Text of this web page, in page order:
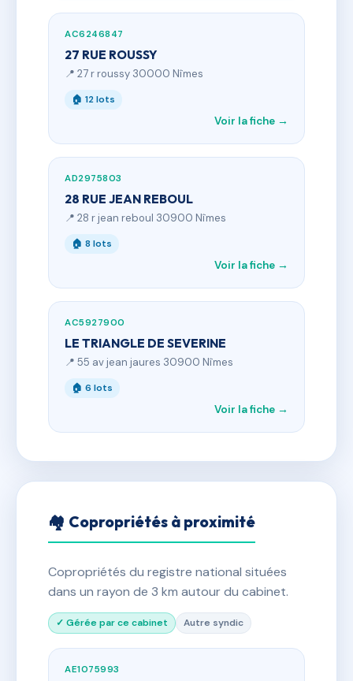
AC6246847
27 RUE ROUSSY
📍 27 r roussy 30000 Nîmes
🏠 12 lots
Voir la fiche →
AD2975803
28 RUE JEAN REBOUL
📍 28 r jean reboul 30900 Nîmes
🏠 8 lots
Voir la fiche →
AC5927900
LE TRIANGLE DE SEVERINE
📍 55 av jean jaures 30900 Nîmes
🏠 6 lots
Voir la fiche →
🏘 Copropriétés à proximité
Copropriétés du registre national situées
dans un rayon de 3 km autour du cabinet.
✓ Gérée par ce cabinet Autre syndic
AE1075993